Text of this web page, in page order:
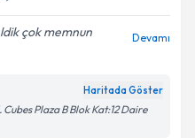
çok memnun
Devamı
Haritada Göster
Plaza B Blok Kat:12 Daire